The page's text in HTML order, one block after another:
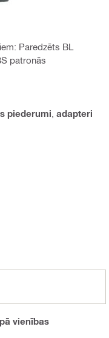
Paredzēts BL
patronās
piederumi adapteri
vienības